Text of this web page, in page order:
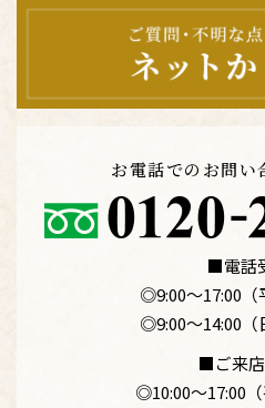
お電話でのお問い
■電話
◎9:00〜17:00（
◎9:00〜14:00（
■ご来
◎10:00〜17:00（